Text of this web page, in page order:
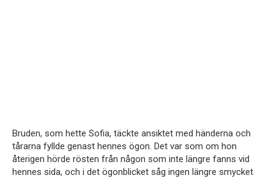
Bruden, som hette Sofia, täckte ansiktet med händerna och
tårarna fyllde genast hennes ögon. Det var som om hon
återigen hörde rösten från någon som inte längre fanns vid
hennes sida, och i det ögonblicket såg ingen längre smycket